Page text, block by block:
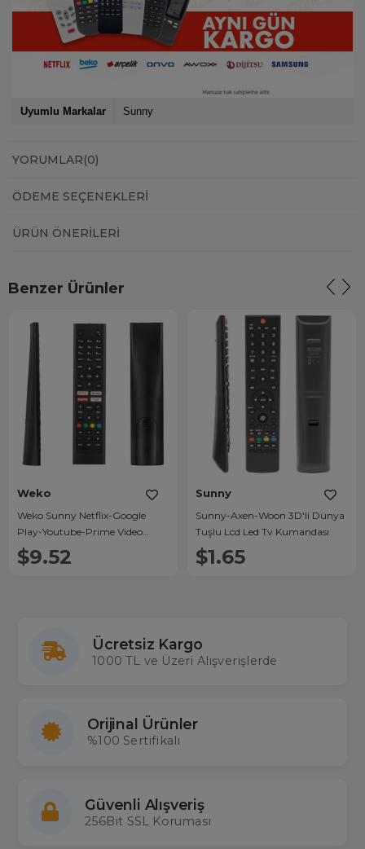
Uyumlu Markalar Sunny
YORUMLAR(0)
ÖDEME SEÇENEKLERI
ÜRÜN ÖNERILERI
Benzer Ürünler
Weko
Weko Sunny Netflix-Google
Play-Youtube-Prime Video
Tuşlu Ses Komutlu LCD-LED Tv
Kumanda
$9.52
Sunny
Sunny-Axen-Woon 3D'li Dünya
Tuşlu Lcd Led Tv Kumandası
$1.65
Ücretsiz Kargo
1000 TL ve Üzeri Alışverişlerde
Orijinal Ürünler
%100 Sertifikalı
Güvenli Alışveriş
256Bit SSL Koruması